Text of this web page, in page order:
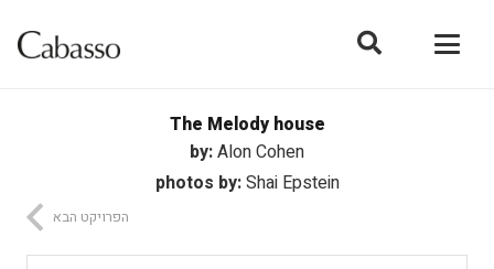
The Melody house
by:Alon Cohen
photos by:Shai Epstein
הפרויקט הבא